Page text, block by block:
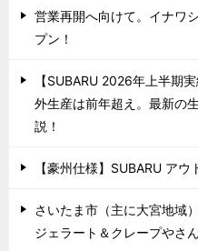
営業再開へ向けて。イナワ
プン！
【SUBARU 2026年上半期
外生産は前年超え。最新の
説！
【豪州仕様】SUBARU ア
さいたま市（主に大宮地域
ジェラート＆クレープやさん